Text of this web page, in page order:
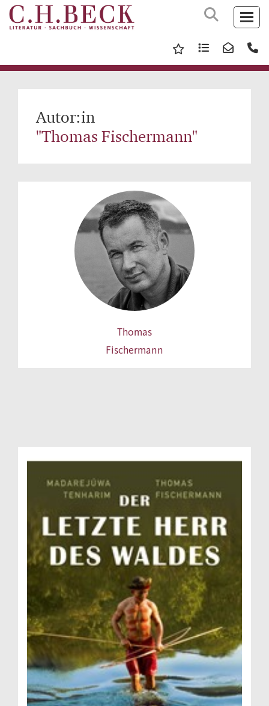
Autor:in
"Thomas Fischermann"
Thomas
Fischermann